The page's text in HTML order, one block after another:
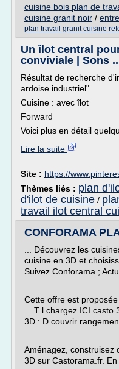
cuisine bois plan de
cuisine granit noir /
plan travail granit cuisine
Un îlot central
conviviale | Sons
Résultat de recherche
ardoise industriel"
Cuisine : avec îlot
Forward
Voici plus en détail
Lire la suite
Site : https://
Thèmes liés : plan
d'ilot de cuisine /
travail ilot central
CONFORAMA
... Découvrez les
cuisine en 3D et
Suivez Conforama ;
Cette offre est
... T l chargez ICI
3D : D couvrir
Aménagez, construisez
3D sur Castorama.fr.